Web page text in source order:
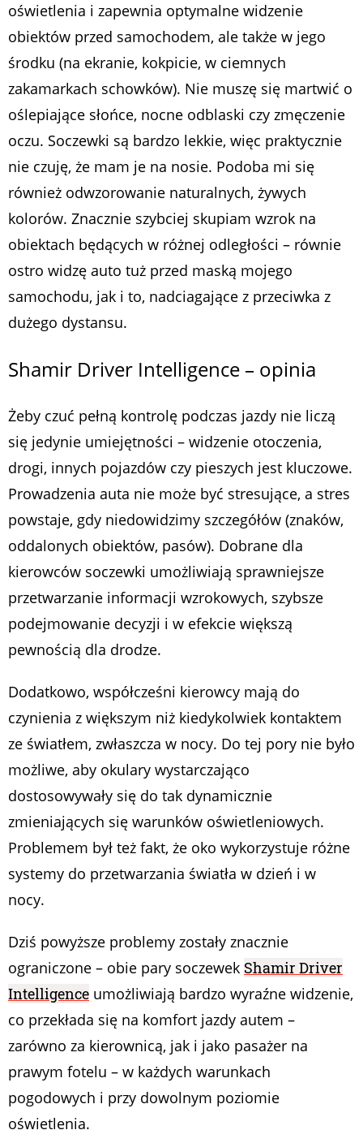
oświetlenia i zapewnia optymalne widzenie
obiektów przed samochodem, ale także w jego
środku (na ekranie, kokpicie, w ciemnych
zakamarkach schowków). Nie muszę się martwić o
oślepiające słońce, nocne odblaski czy zmęczenie
oczu. Soczewki są bardzo lekkie, więc praktycznie
nie czuję, że mam je na nosie. Podoba mi się
również odwzorowanie naturalnych, żywych
kolorów. Znacznie szybciej skupiam wzrok na
obiektach będących w różnej odległości – równie
ostro widzę auto tuż przed maską mojego
samochodu, jak i to, nadciagające z przeciwka z
dużego dystansu.
Shamir Driver Intelligence – opinia
Żeby czuć pełną kontrolę podczas jazdy nie liczą
się jedynie umiejętności – widzenie otoczenia,
drogi, innych pojazdów czy pieszych jest kluczowe.
Prowadzenia auta nie może być stresujące, a stres
powstaje, gdy niedowidzimy szczegółów (znaków,
oddalonych obiektów, pasów). Dobrane dla
kierowców soczewki umożliwiają sprawniejsze
przetwarzanie informacji wzrokowych, szybsze
podejmowanie decyzji i w efekcie większą
pewnością dla drodze.
Dodatkowo, współcześni kierowcy mają do
czynienia z większym niż kiedykolwiek kontaktem
ze światłem, zwłaszcza w nocy. Do tej pory nie było
możliwe, aby okulary wystarczająco
dostosowywały się do tak dynamicznie
zmieniających się warunków oświetleniowych.
Problemem był też fakt, że oko wykorzystuje różne
systemy do przetwarzania światła w dzień i w
nocy.
Dziś powyższe problemy zostały znacznie
ograniczone – obie pary soczewek Shamir Driver
Intelligence umożliwiają bardzo wyraźne widzenie,
co przekłada się na komfort jazdy autem –
zarówno za kierownicą, jak i jako pasażer na
prawym fotelu – w każdych warunkach
pogodowych i przy dowolnym poziomie
oświetlenia.